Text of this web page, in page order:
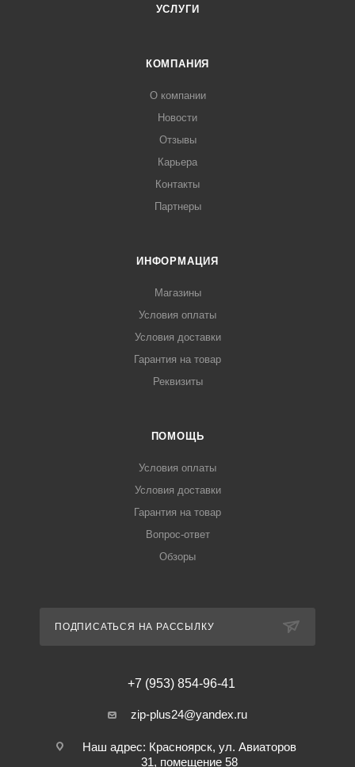
УСЛУГИ
КОМПАНИЯ
О компании
Новости
Отзывы
Карьера
Контакты
Партнеры
ИНФОРМАЦИЯ
Магазины
Условия оплаты
Условия доставки
Гарантия на товар
Реквизиты
ПОМОЩЬ
Условия оплаты
Условия доставки
Гарантия на товар
Вопрос-ответ
Обзоры
ПОДПИСАТЬСЯ НА РАССЫЛКУ
+7 (953) 854-96-41
zip-plus24@yandex.ru
Наш адрес: Красноярск, ул. Авиаторов
31, помещение 58